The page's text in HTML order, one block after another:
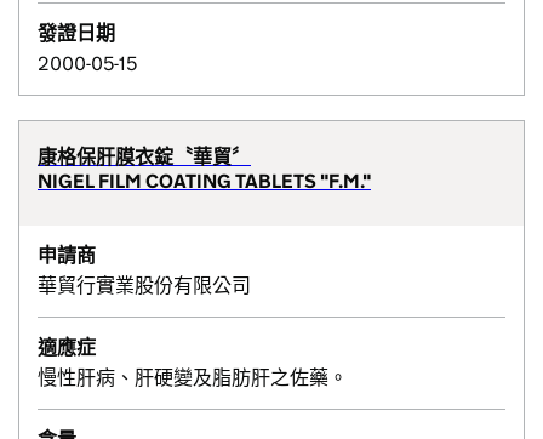
發證日期
2000-05-15
康格保肝膜衣錠〝華貿〞
NIGEL FILM COATING TABLETS "F.M."
申請商
華貿行實業股份有限公司
適應症
慢性肝病、肝硬變及脂肪肝之佐藥。